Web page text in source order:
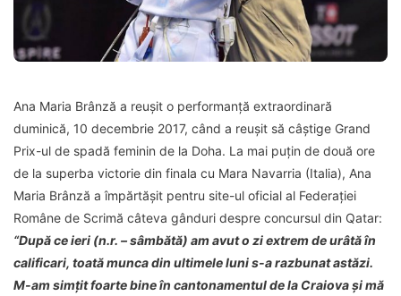
Ana Maria Brânză a reușit o performanță extraordinară
duminică, 10 decembrie 2017, când a reușit să câștige Grand
Prix-ul de spadă feminin de la Doha. La mai puțin de două ore
de la superba victorie din finala cu Mara Navarria (Italia), Ana
Maria Brânză a împărtășit pentru site-ul oficial al Federației
Române de Scrimă câteva gânduri despre concursul din Qatar:
“După ce ieri (n.r. – sâmbătă) am avut o zi extrem de urâtă în
calificari, toată munca din ultimele luni s-a razbunat astăzi.
M-am simțit foarte bine în cantonamentul de la Craiova și mă